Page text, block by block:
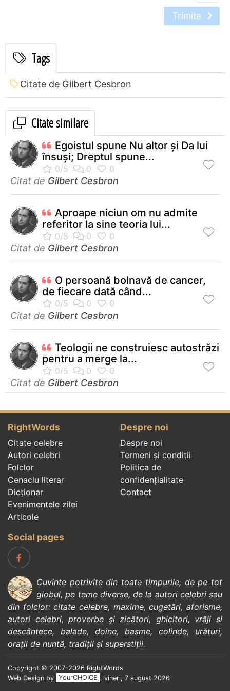
Trimite
Tags
Citate de Gilbert Cesbron
Citate similare
Egoistul spune Nu altor şi Da lui
însuşi; Dreptul spune...
Citat de Gilbert Cesbron
Aproape niciun om nu admite
referitor la sine teoria lui...
Citat de Gilbert Cesbron
O persoană bolnavă de cancer,
de fiecare dată când...
Citat de Gilbert Cesbron
Teologii ne construiesc autostrăzi
pentru a merge la...
Citat de Gilbert Cesbron
RightWords
Citate celebre
Autori celebri
Folclor
Cenaclu literar
Dicționar
Evenimentele zilei
Articole
Despre noi
Despre noi
Termeni și condiții
Politica de
confidenţialitate
Contact
Social pages
Cuvinte potrivite din toate timpurile, de pe tot
globul, pe teme diverse, de la autori celebrisau
din folclor:citate celebre, maxime,cugetări,aforisme,
autori celebri,proverbe și zicători, ghicitori, vrăji si
descântece, balade, doine, basme, colinde, urături,
orații de nuntă, tradiții și superstiții.
Copyright © 2007-2026 RightWords
Web Design by
YourCHOICE , vineri, 7 august 2026